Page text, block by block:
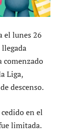
el lunes 26
llegada
comenzado
Liga,
descenso.
en el
limitada.